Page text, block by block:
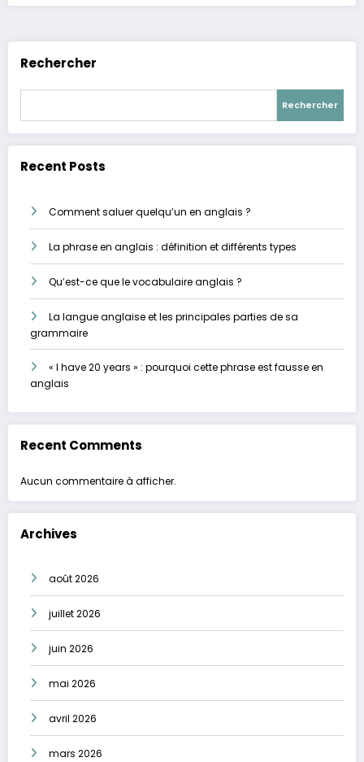
Rechercher
Rechercher
Recent Posts
Comment saluer quelqu’un en anglais ?
La phrase en anglais : définition et différents types
Qu’est-ce que le vocabulaire anglais ?
La langue anglaise et les principales parties de sa
grammaire
« I have 20 years » : pourquoi cette phrase est fausse en
anglais
Recent Comments
Aucun commentaire à afficher.
Archives
août 2026
juillet 2026
juin 2026
mai 2026
avril 2026
mars 2026